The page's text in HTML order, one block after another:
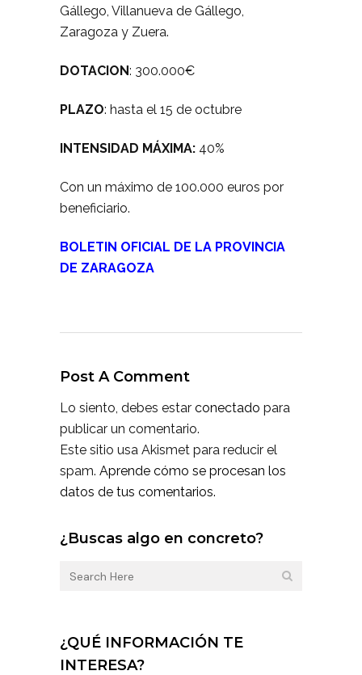
Gállego, Villanueva de Gállego,
Zaragoza y Zuera.
DOTACION: 300.000€
PLAZO: hasta el 15 de octubre
INTENSIDAD MÁXIMA: 40%
Con un máximo de 100.000 euros por
beneficiario.
BOLETIN OFICIAL DE LA PROVINCIA
DE ZARAGOZA
Post A Comment
Lo siento, debes estar conectado para
publicar un comentario.
Este sitio usa Akismet para reducir el
spam. Aprende cómo se procesan los
datos de tus comentarios.
¿Buscas algo en concreto?
¿QUÉ INFORMACIÓN TE
INTERESA?